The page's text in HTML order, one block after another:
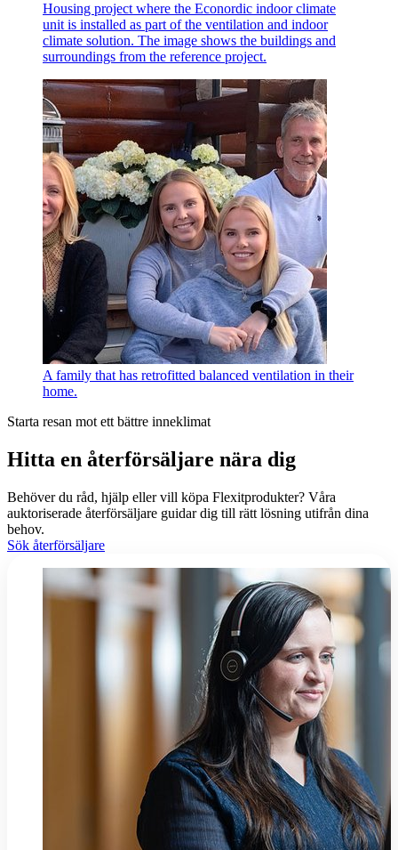
Housing project where the Econordic indoor climate
unit is installed as part of the ventilation and indoor
climate solution. The image shows the buildings and
surroundings from the reference project.
A family that has retrofitted balanced ventilation in their
home.
Starta resan mot ett bättre inneklimat
Hitta en återförsäljare nära dig
Behöver du råd, hjälp eller vill köpa Flexitprodukter? Våra
auktoriserade återförsäljare guidar dig till rätt lösning utifrån dina
behov.
Sök återförsäljare